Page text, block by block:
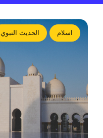
اسلام الحديث النبوي